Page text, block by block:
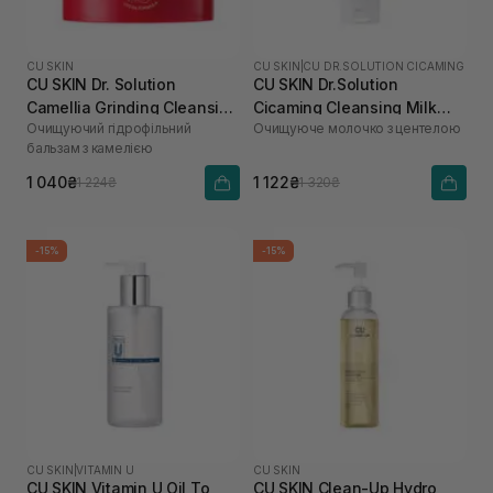
CU SKIN
CU SKIN Dr. Solution
Camellia Grinding Cleansing
Balm 50 г
Очищуючий гідрофільний
бальзам з камелією
1 040₴1 224₴
CU SKIN CU DR.SOLUTION CICAMING
CU SKIN Dr.Solution
Cicaming Cleansing Milk
200 мл
Очищуюче молочко з центелою
1 122₴1 320₴
-15%
CU SKIN |VITAMIN U
CU SKIN Vitamin U Oil To
-15%
CU SKIN
CU SKIN Clean-Up Hydro